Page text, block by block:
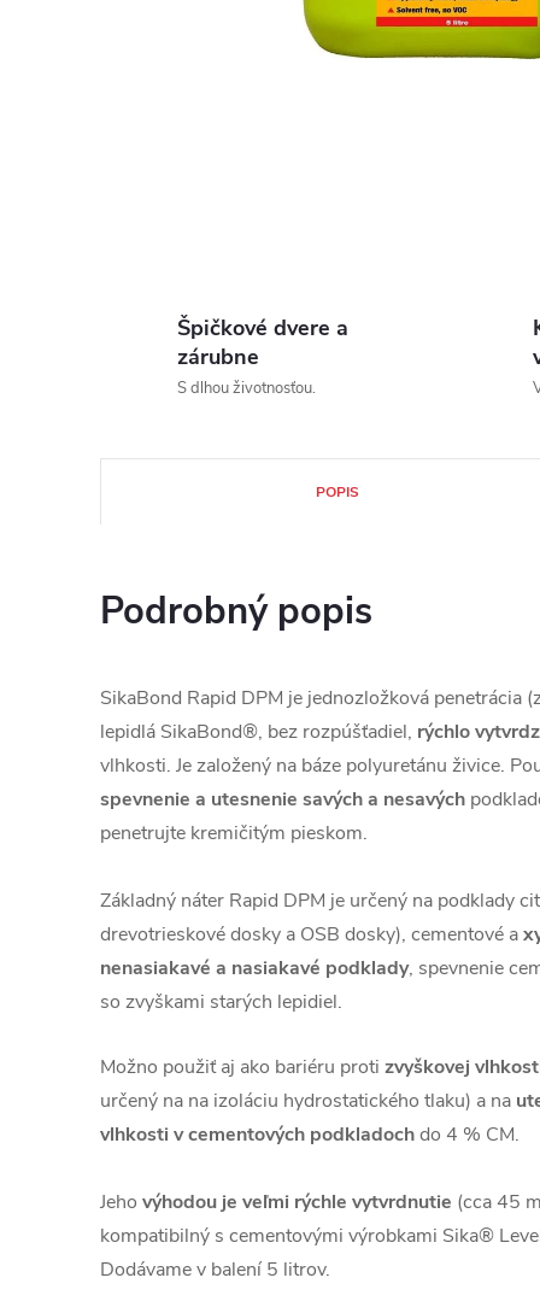
Špičkové dvere a
zárubne
S dlhou životnosťou.
POPIS
Podrobný popis
SikaBond Rapid DPM je jednozložková penetrácia
lepidlá SikaBond®, bez rozpúšťadiel, rýchlo
vlhkosti. Je založený na báze polyuretánu živice.
spevnenie a utesnenie savých a nesavých
penetrujte kremičitým pieskom.
Základný náter Rapid DPM je určený na podklady
drevotrieskové dosky a OSB dosky), cementové a
nenasiakavé a nasiakavé podklady, spevnenie
so zvyškami starých lepidiel.
Možno použiť aj ako bariéru proti zvyškovej
určený na na izoláciu hydrostatického tlaku) a na
vlhkosti v cementových podkladochdo 4 % CM.
Jeho výhodou je veľmi rýchle vytvrdnutie (cca 45
kompatibilný s cementovými výrobkami Sika®
Dodávame v balení 5 litrov.